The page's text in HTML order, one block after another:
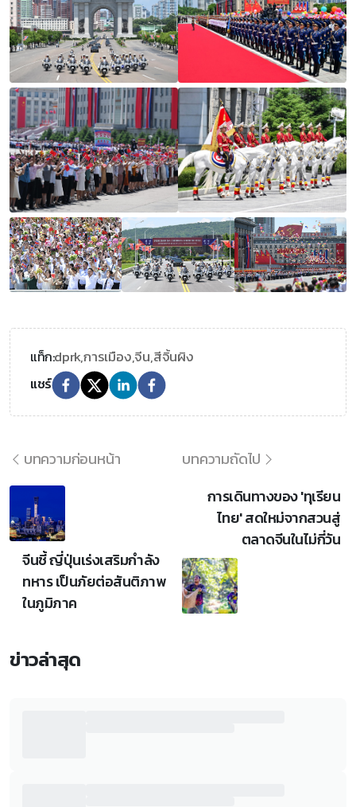
แท็ก:dprk,การเมือง,จีน,สีจิ้นผิง
แชร์
บทความก่อนหน้า
จีนชี้ ญี่ปุ่นเร่งเสริมกำลัง
ทหาร เป็นภัยต่อสันติภาพ
ในภูมิภาค
บทความถัดไป
การเดินทางของ 'ทุเรียน
ไทย' สดใหม่จากสวนสู่
ตลาดจีนในไม่กี่วัน
ข่าวล่าสุด